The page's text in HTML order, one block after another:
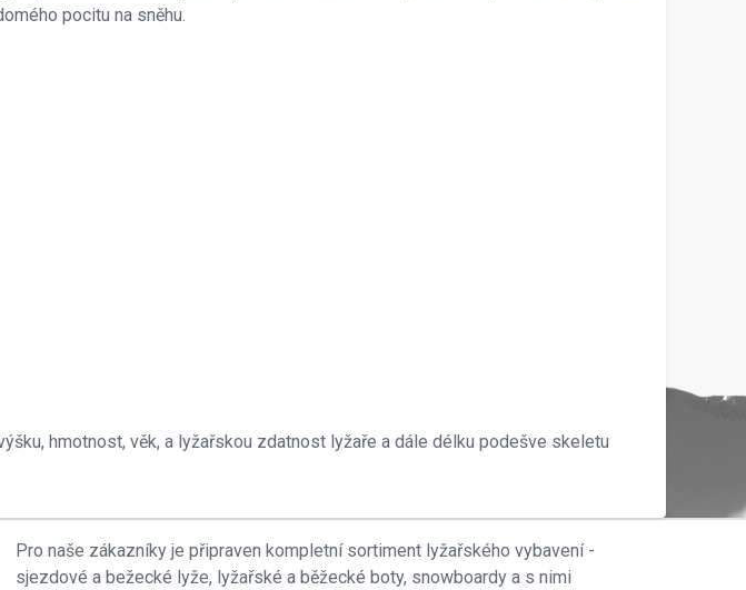
pocitu na sněhu.
hmotnost, věk, a lyžařskou zdatnost lyžaře a dále délku podešve skeletu
Pro naše zákazníky je připraven kompletní sortiment lyžařského vybavení -
sjezdové a bežecké lyže, lyžařské a běžecké boty, snowboardy a s nimi